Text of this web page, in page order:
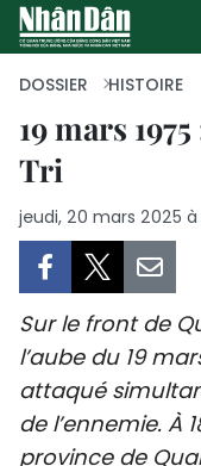
DOSSIER HISTOIRE
19 mars
Tri
jeudi, 20 mars 2025
Sur le front de
l’aube du 19
attaqué
de l’ennemie. À
province de